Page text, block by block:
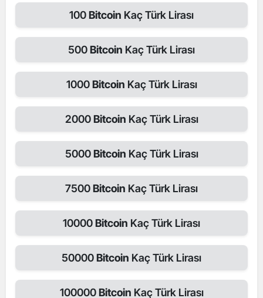
100Bitcoin Kaç Türk Lirası
500Bitcoin Kaç Türk Lirası
1000Bitcoin Kaç Türk Lirası
2000Bitcoin Kaç Türk Lirası
5000Bitcoin Kaç Türk Lirası
7500Bitcoin Kaç Türk Lirası
10000Bitcoin Kaç Türk Lirası
50000Bitcoin Kaç Türk Lirası
100000Bitcoin Kaç Türk Lirası